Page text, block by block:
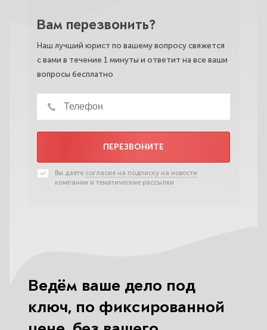
Вам перезвонить?
Наш лучший юрист по вашему вопросу свяжется
с вами в течение 1 минуты и ответит на все ваши
вопросы бесплатно
ПЕРЕЗВОНИТЕ
Вы даете согласие на подписку на новости
компании и тематические рассылки
Ведём ваше дело под
ключ, по фиксированной